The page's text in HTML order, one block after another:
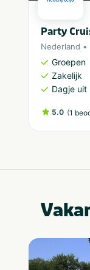
Party
Nederland
Groepen
Zakelijk
Dagje uit
5.0 (1